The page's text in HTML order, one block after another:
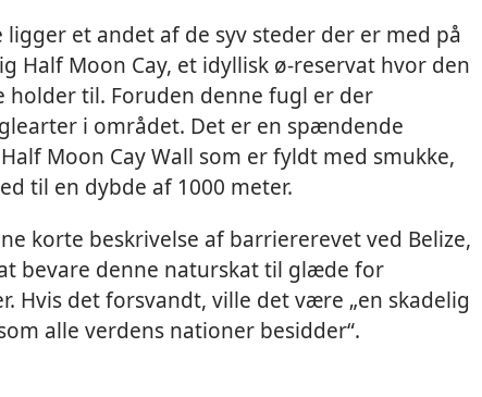
et andet af de syv steder der er med på
Half Moon Cay, et idyllisk ø-reservat hvor den
til. Foruden denne fugl er der
i området. Det er en spændende
Moon Cay Wall som er fyldt med smukke,
til en dybde af 1000 meter.
korte beskrivelse af barriererevet ved Belize,
bevare denne naturskat til glæde for
Hvis det forsvandt, ville det være „en skadelig
alle verdens nationer besidder“.